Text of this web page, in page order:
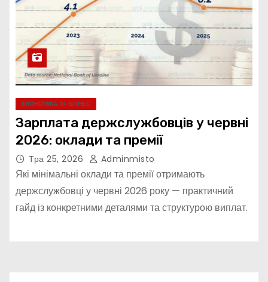
ЕКОНОМІКА ТА БІЗНЕС
Зарплата держслужбовців у червні
2026: оклади та премії
Тра 25, 2026 Adminmisto
Які мінімальні оклади та премії отримають
держслужбовці у червні 2026 року — практичний
гайд із конкретними деталями та структурою виплат.